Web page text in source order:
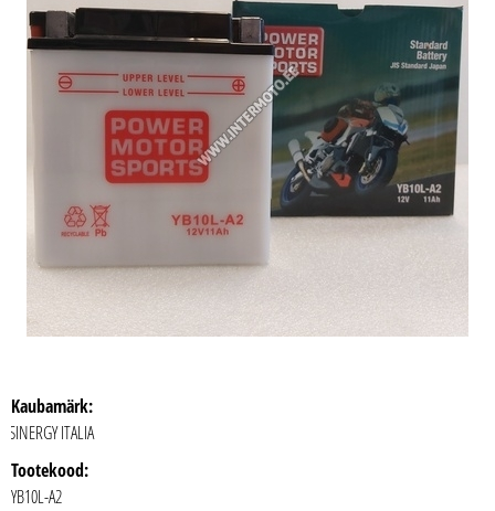
Kaubamärk:
SINERGY ITALIA
Tootekood:
YB10L-A2